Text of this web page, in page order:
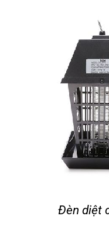
Đèn diệt